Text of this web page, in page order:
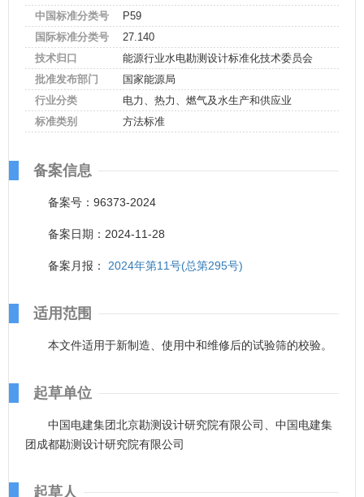
中国标准分类号
P59
国际标准分类号
27.140
技术归口
能源行业水电勘测设计标准化技术委员会
批准发布部门
国家能源局
行业分类
电力、热力、燃气及水生产和供应业
标准类别
方法标准
备案信息
备案号：96373-2024
备案日期：2024-11-28
备案月报： 2024年第11号(总第295号)
适用范围
本文件适用于新制造、使用中和维修后的试验筛的校验。
起草单位
中国电建集团北京勘测设计研究院有限公司、中国电建集
团成都勘测设计研究院有限公司
起草人